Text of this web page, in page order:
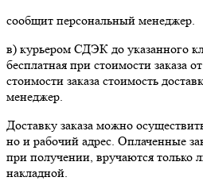
сообщит персональный менеджер.
в) курьером СДЭК до указанного
бесплатная при стоимости заказа
стоимости заказа стоимость
менеджер.
Доставку заказа можно
но и рабочий адрес. Оплаченные
при получении, вручаются только
накладной.